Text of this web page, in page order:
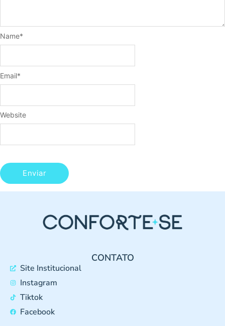
Name*
Email*
Website
CONTATO
Site Institucional
Instagram
Tiktok
Facebook